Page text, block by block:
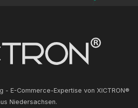
- E-Commerce-Expertise von XICTRON®
Niedersachsen.